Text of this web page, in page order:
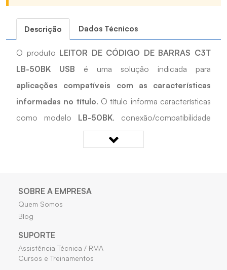
Descrição Dados Técnicos
O produto LEITOR DE CÓDIGO DE BARRAS C3T
LB-50BK USB é uma solução indicada para
aplicações compatíveis com as características
informadas no título. O título informa características
como modelo LB-50BK, conexão/compatibilidade
. Desenvolvido para apoiar
compatíveis, manutenção e reposição técnica
Quais os benefícios do LEITOR DE CÓDIGO DE
BARRAS C3T LB-50BK USB?
SOBRE A EMPRESA
Quem Somos
Blog
SUPORTE
Assistência Técnica / RMA
Cursos e Treinamentos